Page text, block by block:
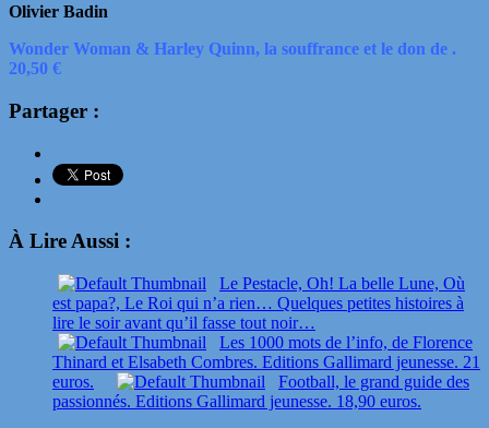
Olivier Badin
Wonder Woman & Harley Quinn, la souffrance et le don de .
20,50 €
Partager :
À Lire Aussi :
Le Pestacle, Oh! La belle Lune, Où
est papa?, Le Roi qui n’a rien… Quelques petites histoires à
lire le soir avant qu’il fasse tout noir…
Les 1000 mots de l’info, de Florence
Thinard et Elsabeth Combres. Editions Gallimard jeunesse. 21
euros.
Football, le grand guide des
passionnés. Editions Gallimard jeunesse. 18,90 euros.